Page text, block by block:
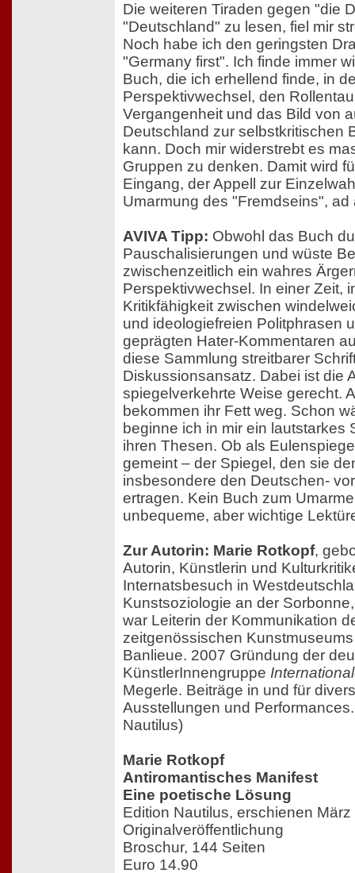
Die weiteren Tiraden gegen "die
"Deutschland" zu lesen, fiel mir
Noch habe ich den geringsten
"Germany first". Ich finde immer
Buch, die ich erhellend finde, in
Perspektivwechsel, den
Vergangenheit und das Bild von
Deutschland zur selbstkritischen
kann. Doch mir widerstrebt es
Gruppen zu denken. Damit wird
Eingang, der Appell zur
Umarmung des "Fremdseins", ad
AVIVA Tipp: Obwohl das Buch
Pauschalisierungen und wüste
zwischenzeitlich ein wahres
Perspektivwechsel. In einer Zeit,
Kritikfähigkeit zwischen
und ideologiefreien Politphrasen
geprägten Hater-Kommentaren
diese Sammlung streitbarer
Diskussionsansatz. Dabei ist die
spiegelverkehrte Weise gerecht.
bekommen ihr Fett weg. Schon
beginne ich in mir ein lautstarkes
ihren Thesen. Ob als
gemeint – der Spiegel, den sie
insbesondere den Deutschen-
ertragen. Kein Buch zum
unbequeme, aber wichtige
Zur Autorin: Marie Rotkopf,
Autorin, Künstlerin und
Internatsbesuch in
Kunstsoziologie an der
war Leiterin der Kommunikation
zeitgenössischen
Banlieue. 2007 Gründung der
KünstlerInnengruppe
Megerle. Beiträge in und für
Ausstellungen und
Nautilus)
Marie Rotkopf
Antiromantisches Manifest
Eine poetische Lösung
Edition Nautilus, erschienen
Originalveröffentlichung
Broschur, 144 Seiten
Euro 14.90